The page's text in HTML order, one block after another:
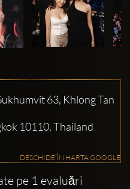
63, Khlong Tan
10110, Thailand
DESCHIDE ÎN HARTA GOOGLE
pe 1 evaluări